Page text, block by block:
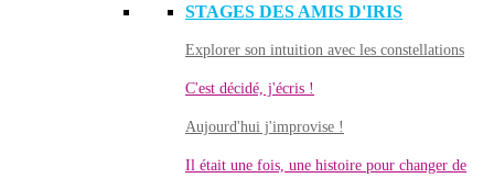
STAGES DES AMIS D'IRIS
Explorer son intuition avec les constellations
C'est décidé, j'écris !
Aujourd'hui j'improvise !
Il était une fois, une histoire pour changer de